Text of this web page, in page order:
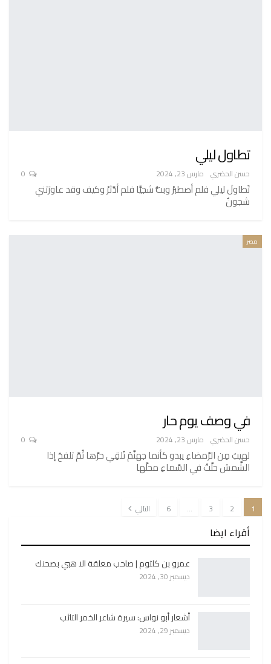
تطاول ليلي
حسن الحضري مارس 23, 2024
تَطاولَ ليلي فلم أصطبرْ وبتُّ شجيًّا فلم أدَّثرْ وكيف وقد عاورَتني
شجونٌ
مصر
في وصف يوم حار
حسن الحضري مارس 23, 2024
لهيبٌ مِن الرَّمضاءِ يبدو كأنما جهنَّمُ تُلقِي حرَّها ثُمَّ تلفحُ إذا
الشَّمسُ حلَّتْ في السَّماءِ محلَّها
1
2
3
…
6 التالي
أقراء ايضا
عمرو بن كلثوم | صاحب معلقة الا هبي بصحنك
ديسمبر 30, 2024
أشعار أبو نواس: سيرة شاعر الخمر التائب
ديسمبر 29, 2024